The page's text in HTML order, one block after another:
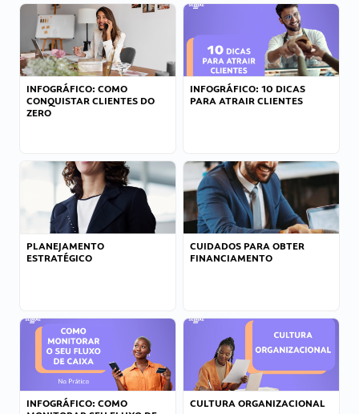
INFOGRÁFICO: COMO
CONQUISTAR CLIENTES DO
ZERO
INFOGRÁFICO: 10 DICAS
PARA ATRAIR CLIENTES
PLANEJAMENTO
ESTRATÉGICO
CUIDADOS PARA OBTER
FINANCIAMENTO
INFOGRÁFICO: COMO
CULTURA ORGANIZACIONAL